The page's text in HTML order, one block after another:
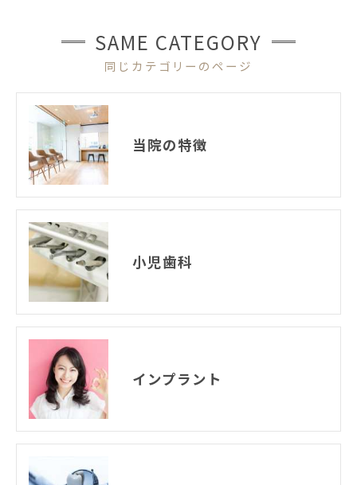
同じカテゴリーのページ
SAME CATEGORY
当院の特徴
小児歯科
インプラント